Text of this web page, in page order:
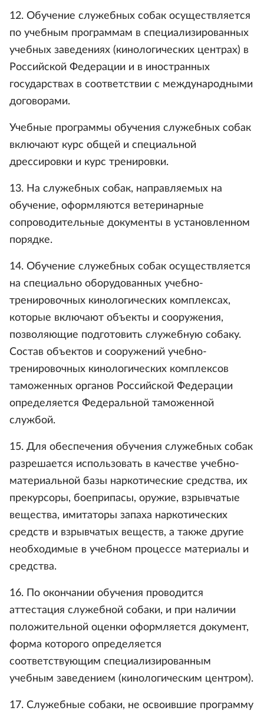
12. Обучение служебных собак осуществляется
по учебным программам в специализированных
учебных заведениях (кинологических центрах) в
Российской Федерации и в иностранных
государствах в соответствии с международными
договорами.
Учебные программы обучения служебных собак
включают курс общей и специальной
дрессировки и курс тренировки.
13. На служебных собак, направляемых на
обучение, оформляются ветеринарные
сопроводительные документы в установленном
порядке.
14. Обучение служебных собак осуществляется
на специально оборудованных учебно-
тренировочных кинологических комплексах,
которые включают объекты и сооружения,
позволяющие подготовить служебную собаку.
Состав объектов и сооружений учебно-
тренировочных кинологических комплексов
таможенных органов Российской Федерации
определяется Федеральной таможенной
службой.
15. Для обеспечения обучения служебных собак
разрешается использовать в качестве учебно-
материальной базы наркотические средства, их
прекурсоры, боеприпасы, оружие, взрывчатые
вещества, имитаторы запаха наркотических
средств и взрывчатых веществ, а также другие
необходимые в учебном процессе материалы и
средства.
16. По окончании обучения проводится
аттестация служебной собаки, и при наличии
положительной оценки оформляется документ,
форма которого определяется
соответствующим специализированным
учебным заведением (кинологическим центром).
17. Служебные собаки, не освоившие программу